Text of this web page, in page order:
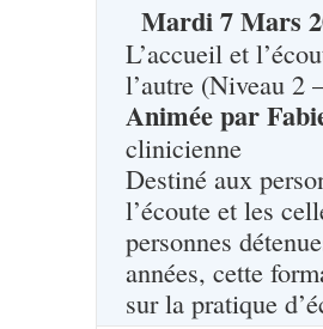
Mardi7Mars
L’accueil et
l’autre (Niveau 2
Animée par
clinicienne
Destiné aux
l’écoute et les
personnes
années, cette
sur la pratique